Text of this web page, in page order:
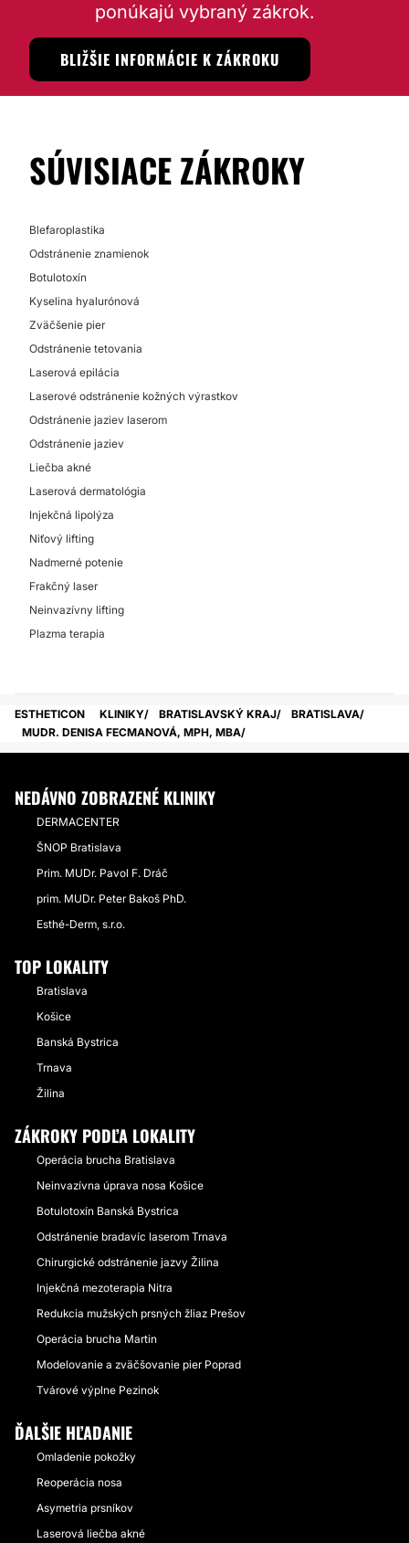
ponúkajú vybraný zákrok.
BLIŽŠIE INFORMÁCIE K ZÁKROKU
SÚVISIACE ZÁKROKY
Blefaroplastika
Odstránenie znamienok
Botulotoxín
Kyselina hyalurónová
Zväčšenie pier
Odstránenie tetovania
Laserová epilácia
Laserové odstránenie kožných výrastkov
Odstránenie jaziev laserom
Odstránenie jaziev
Liečba akné
Laserová dermatológia
Injekčná lipolýza
Niťový lifting
Nadmerné potenie
Frakčný laser
Neinvazívny lifting
Plazma terapia
ESTHETICON KLINIKY BRATISLAVSKÝ KRAJ
BRATISLAVA
MUDR. DENISA FECMANOVÁ, MPH, MBA
NEDÁVNO ZOBRAZENÉ KLINIKY
DERMACENTER
ŠNOP Bratislava
Prim. MUDr. Pavol F. Dráč
prim. MUDr. Peter Bakoš PhD.
Esthé-Derm, s.r.o.
TOP LOKALITY
Bratislava
Košice
Banská Bystrica
Trnava
Žilina
ZÁKROKY PODĽA LOKALITY
Operácia brucha Bratislava
Neinvazívna úprava nosa Košice
Botulotoxín Banská Bystrica
Odstránenie bradavíc laserom Trnava
Chirurgické odstránenie jazvy Žilina
Injekčná mezoterapia Nitra
Redukcia mužských prsných žliaz Prešov
Operácia brucha Martin
Modelovanie a zväčšovanie pier Poprad
Tvárové výplne Pezinok
ĎALŠIE HĽADANIE
Omladenie pokožky
Reoperácia nosa
Asymetria prsníkov
Laserová liečba akné